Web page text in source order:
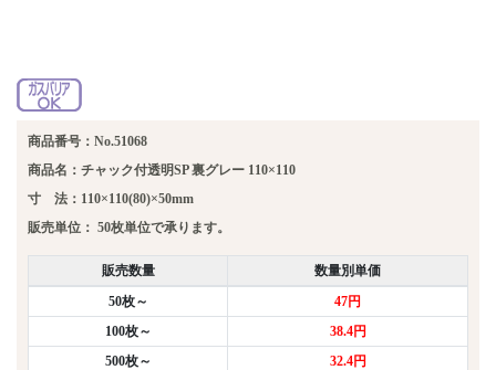
商品番号：No.51068
商品名：チャック付透明SP 裏グレー 110×110
寸 法：110×110(80)×50mm
販売単位： 50枚単位で承ります。
販売数量
数量別単価
50枚～
47円
100枚～
38.4円
500枚～
32.4円